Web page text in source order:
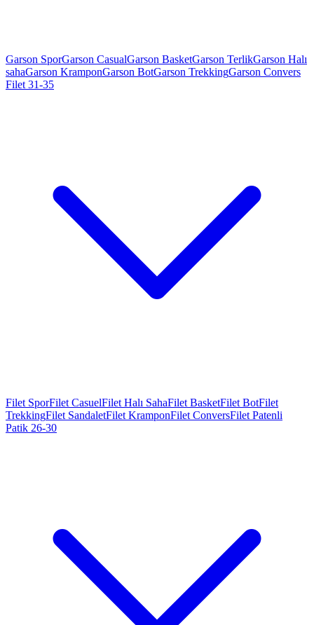
Garson SporGarson CasualGarson BasketGarson TerlikGarson Halı
sahaGarson KramponGarson BotGarson TrekkingGarson Convers
Filet 31-35
Filet SporFilet CasuelFilet Halı SahaFilet BasketFilet BotFilet
TrekkingFilet SandaletFilet KramponFilet ConversFilet Patenli
Patik 26-30